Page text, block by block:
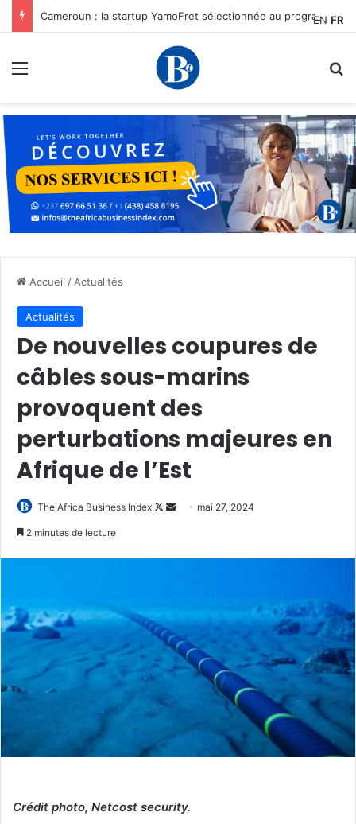
Cameroun : la startup YamoFret sélectionnée au programme HEC Challenge+ Afrique pour accélérer la transformation du fret en Afrique centrale
Menu
Accueil / Actualités
Actualités
De nouvelles coupures de
câbles sous-marins
provoquent des
perturbations majeures en
Afrique de l’Est
The Africa Business Index
Follow
Envoyermai 27, 2024
2 minutes de lecture
Crédit photo, Netcost security.
EN FR